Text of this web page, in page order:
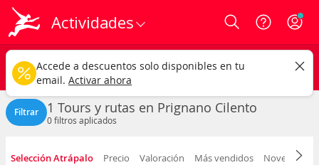
Actividades Login
Prignano Cilento ciudad
Tours y rutas Cualquier fecha
CAMBIAR
Filtrar 1 Tours y rutas en Prignano Cilento
0filtros aplicados
Selección Atrápalo Precio Valoración Más vendidos Novedad
Accede a descuentos solo disponibles en tu
email. Activar ahora